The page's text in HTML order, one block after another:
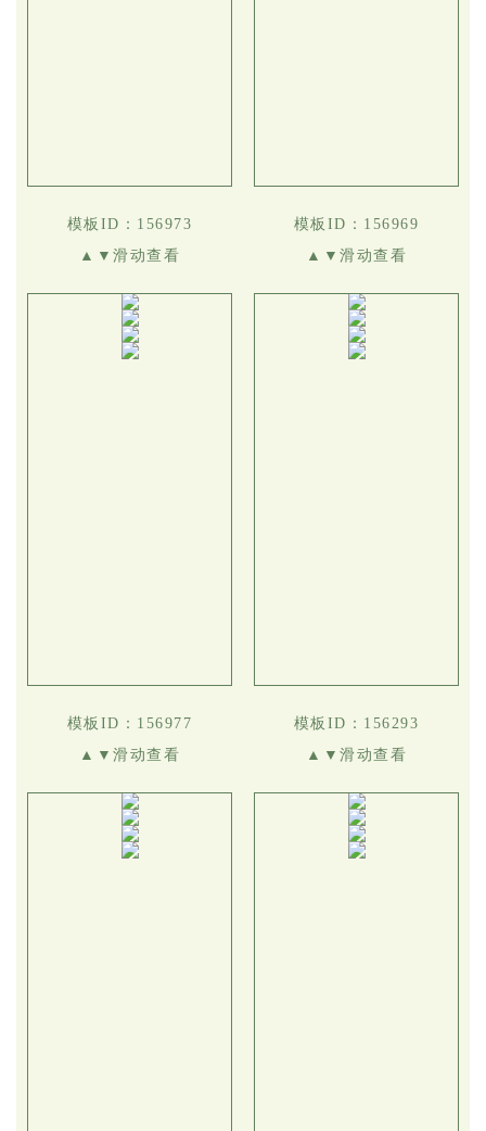
模板ID：156973
▲▼滑动查看
模板ID：156969
▲▼滑动查看
模板ID：156977
▲▼滑动查看
模板ID：156293
▲▼滑动查看